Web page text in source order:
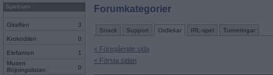
Spelrum
Giraffen 3
Krokodilen 0
Elefanten
1
Musen
Böjningslistan
0
Forumkategorier
Snack Support Ordlekar IRL-spel Turneringar
« Föregående sida
« Första sidan